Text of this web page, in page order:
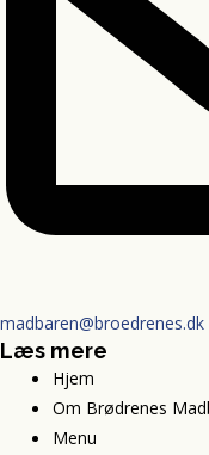
madbaren@broedrenes.dk
Læs mere
Hjem
Om Brødrenes
Menu